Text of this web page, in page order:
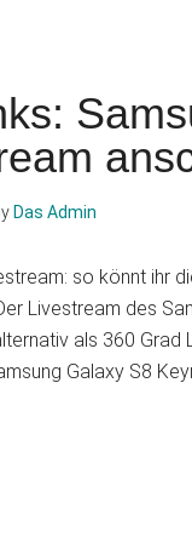
Das Admin
so könnt ihr
Livestream des
als 360 Grad
Galaxy S8